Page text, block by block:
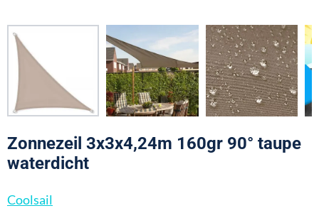
Zonnezeil 3x3x4,24m 160gr 90° taupe
waterdicht
Coolsail